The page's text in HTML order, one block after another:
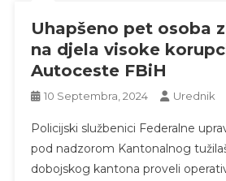
Uhapšeno pet osoba
na djela visoke
Autoceste FBiH
10 Septembra, 2024 Urednik
Policijski službenici Federalne
pod nadzorom Kantonalnog
dobojskog kantona proveli